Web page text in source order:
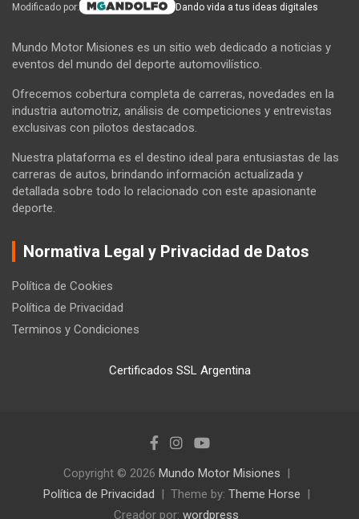
Modificado por: Dando vida a tus ideas digitales
Mundo Motor Misiones es un sitio web dedicado a noticias y
eventos del mundo del deporte automovilístico.
Ofrecemos cobertura completa de carreras, novedades en la
industria automotriz, análisis de competiciones y entrevistas
exclusivas con pilotos destacados.
Nuestra plataforma es el destino ideal para entusiastas de las
carreras de autos, brindando información actualizada y
detallada sobre todo lo relacionado con este apasionante
deporte.
Normativa Legal y Privacidad de Datos
Política de Cookies
Política de Privacidad
Terminos y Condiciones
Certificados SSL Argentina
Copyright © 2026 Mundo Motor Misiones
Política de Privacidad
Theme by: Theme Horse
Creador por: wordpress